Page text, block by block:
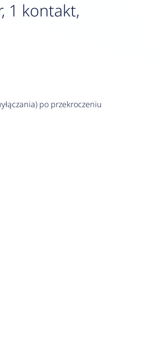
1 kontakt,
po przekroczeniu